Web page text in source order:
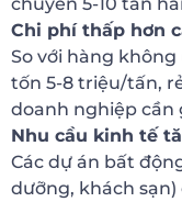
Chi phí thấp hơn
So với hàng không
tốn 5-8 triệu/tấn,
doanh nghiệp cần
Nhu cầu kinh tế
Các dự án bất
dưỡng, khách